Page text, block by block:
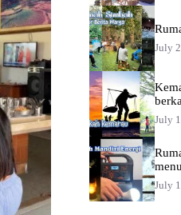
July
July
July